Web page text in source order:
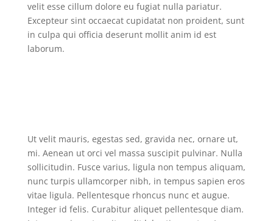
velit esse cillum dolore eu fugiat nulla pariatur.
Excepteur sint occaecat cupidatat non proident, sunt
in culpa qui officia deserunt mollit anim id est
laborum.
Ut velit mauris, egestas sed, gravida nec, ornare ut,
mi. Aenean ut orci vel massa suscipit pulvinar. Nulla
sollicitudin. Fusce varius, ligula non tempus aliquam,
nunc turpis ullamcorper nibh, in tempus sapien eros
vitae ligula. Pellentesque rhoncus nunc et augue.
Integer id felis. Curabitur aliquet pellentesque diam.